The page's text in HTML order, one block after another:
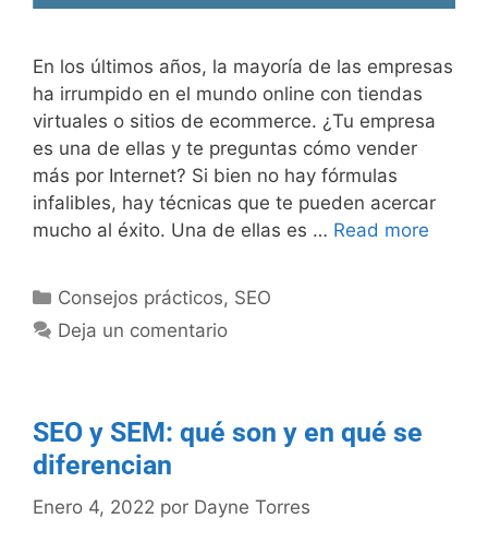
En los últimos años, la mayoría de las empresas
ha irrumpido en el mundo online con tiendas
virtuales o sitios de ecommerce. ¿Tu empresa
es una de ellas y te preguntas cómo vender
más por Internet? Si bien no hay fórmulas
infalibles, hay técnicas que te pueden acercar
mucho al éxito. Una de ellas es … Read more
Consejos prácticos, SEO
Deja un comentario
SEO y SEM: qué son y en qué se
diferencian
Enero 4, 2022 por Dayne Torres